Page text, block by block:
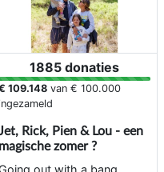
1885 donaties
109.148 van € 100.000
ingezameld
Rick, Pien & Lou - een
magische zomer ?